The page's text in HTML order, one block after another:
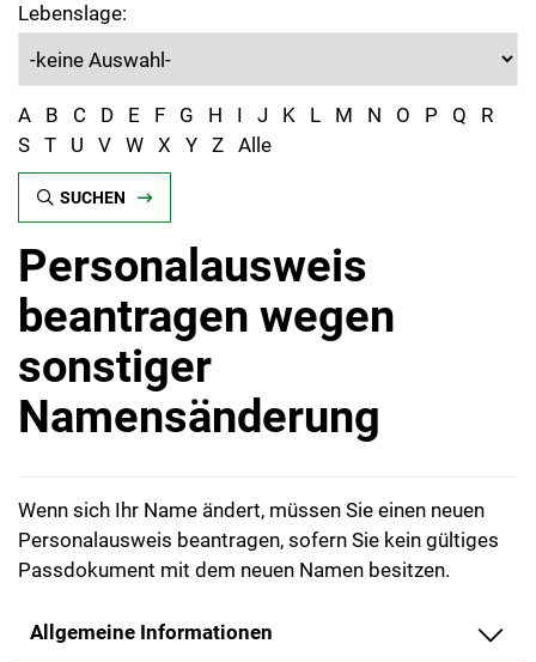
Lebenslage:
A B C D E F G H I J K L M N O P Q
R
S T U V W X Y Z Alle
SUCHEN
Personalausweis
beantragen wegen
sonstiger
Namensänderung
Wenn sich Ihr Name ändert, müssen Sie einen neuen
Personalausweis beantragen, sofern Sie kein gültiges
Passdokument mit dem neuen Namen besitzen.
Allgemeine Informationen